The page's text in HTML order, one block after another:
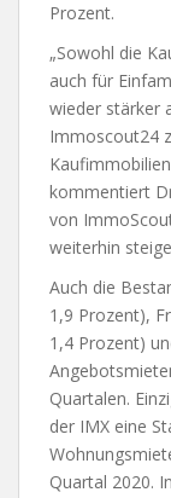
Prozent.
„Sowohl die
auch für
wieder stärker
Immoscout24
kommentiert
von
weiterhin
Auch die
1,9 Prozent),
1,4 Prozent)
Quartalen.
der IMX eine
Quartal 2020.